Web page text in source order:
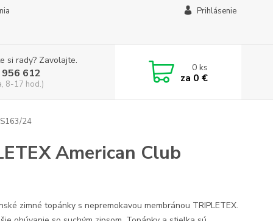
Prihlásenie
si rady? Zavolajte.
612
8-17 hod.)
0ks
za 0 €
24
American Club
zimné topánky s nepremokavou membránou TRIPLETEX.